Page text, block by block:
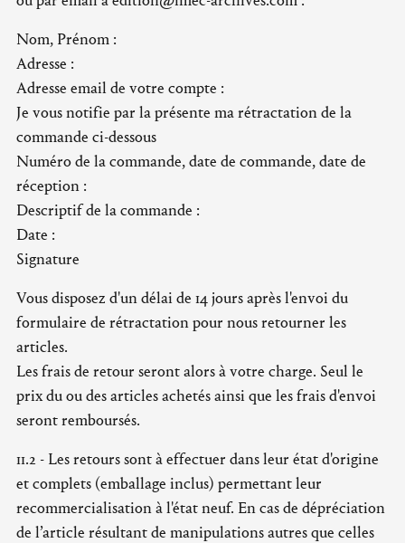
Nom, Prénom :
Adresse :
Adresse email de votre compte :
Je vous notifie par la présente ma rétractation de la
commande ci-dessous
Numéro de la commande, date de commande, date de
réception :
Descriptif de la commande :
Date :
Signature
Vous disposez d'un délai de 14 jours après l'envoi du
formulaire de rétractation pour nous retourner les
articles.
Les frais de retour seront alors à votre charge. Seul le
prix du ou des articles achetés ainsi que les frais d'envoi
seront remboursés.
11.2 - Les retours sont à effectuer dans leur état d'origine
et complets (emballage inclus) permettant leur
recommercialisation à l'état neuf. En cas de dépréciation
de l’article résultant de manipulations autres que celles